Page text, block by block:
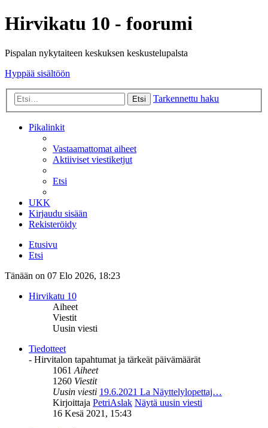
Hirvikatu 10 - foorumi
Pispalan nykytaiteen keskuksen keskustelupalsta
Hyppää sisältöön
Etsi Tarkennettu haku
Pikalinkit
Vastaamattomat aiheet
Aktiiviset viestiketjut
Etsi
UKK
Kirjaudu sisään
Rekisteröidy
Etusivu
Etsi
Tänään on 07 Elo 2026, 18:23
Hirvikatu 10
Aiheet
Viestit
Uusin viesti
Tiedotteet
- Hirvitalon tapahtumat ja tärkeät päivämäärät
1061Aiheet
1260 Viestit
Uusin viesti 19.6.2021 La Näyttelylopettaj…
Kirjoittaja PetriAslak Näytä uusin viesti
16 Kesä 2021, 15:43